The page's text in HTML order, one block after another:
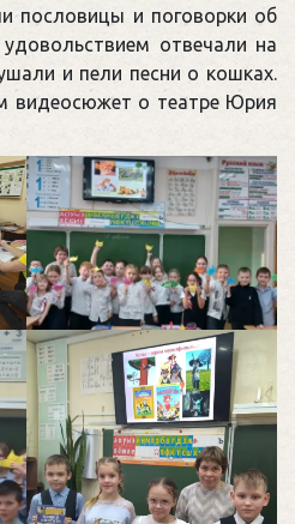
пословицы и поговорки об
отвечали на
и пели песни о кошках.
видеосюжет о театре Юрия